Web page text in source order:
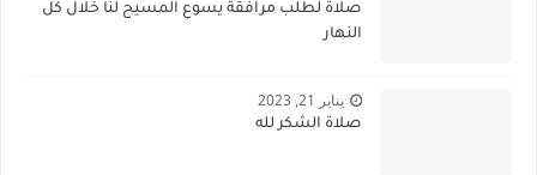
صلاة لطلب مرافقة يسوع المسيح لنا خلال كل
النهار
يناير 21, 2023
صلاة الشكر لله